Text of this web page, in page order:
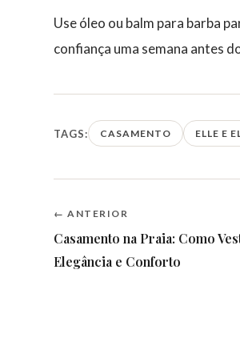
Use óleo ou balm para barba
confiança uma semana antes
TAGS: CASAMENTO ELLE E
← ANTERIOR
Casamento na Praia: Como
Elegância e Conforto